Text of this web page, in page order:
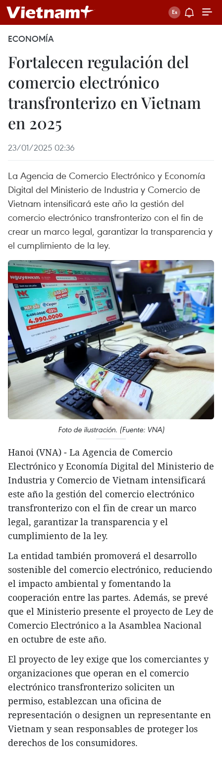
ECONOMÍA
Fortalecen regulación del
comercio electrónico
transfronterizo en Vietnam
en 2025
23/01/2025 02:36
La Agencia de Comercio Electrónico y Economía
Digital del Ministerio de Industria y Comercio de
Vietnam intensificará este año la gestión del
comercio electrónico transfronterizo con el fin de
crear un marco legal, garantizar la transparencia y
el cumplimiento de la ley.
Foto de ilustración. (Fuente: VNA)
Hanoi (VNA) - La Agencia de Comercio
Electrónico y Economía Digital del Ministerio de
Industria y Comercio de Vietnam intensificará
este año la gestión del comercio electrónico
transfronterizo con el fin de crear un marco
legal, garantizar la transparencia y el
cumplimiento de la ley.
La entidad también promoverá el desarrollo
sostenible del comercio electrónico, reduciendo
el impacto ambiental y fomentando la
cooperación entre las partes. Además, se prevé
que el Ministerio presente el proyecto de Ley de
Comercio Electrónico a la Asamblea Nacional
en octubre de este año.
El proyecto de ley exige que los comerciantes y
organizaciones que operan en el comercio
electrónico transfronterizo soliciten un
permiso, establezcan una oficina de
representación o designen un representante en
Vietnam y sean responsables de proteger los
derechos de los consumidores.